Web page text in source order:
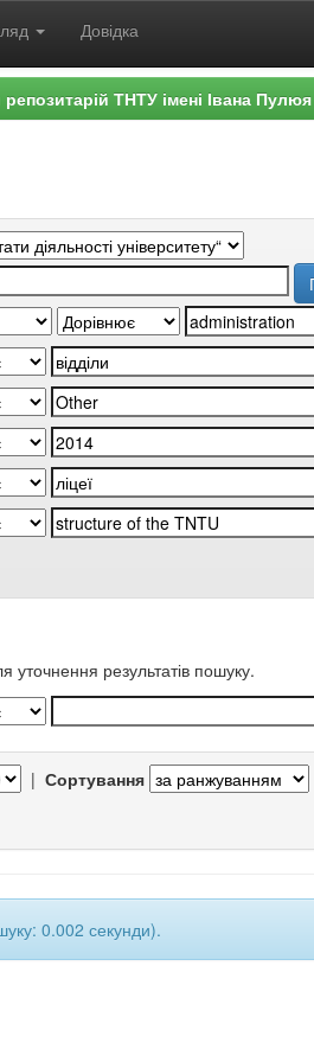
Довідка
ТНТУ імені Івана Пулюя
уточнення результатів пошуку.
| Сортування
0.002 секунди).